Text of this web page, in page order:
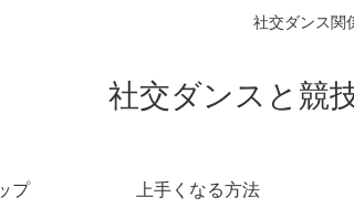
社交ダンス関
社交ダンスと競
プ 上手くなる方法